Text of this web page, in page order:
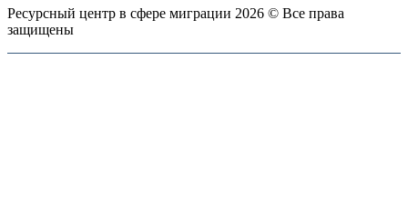
Ресурсный центр в сфере миграции 2026 © Все права
защищены